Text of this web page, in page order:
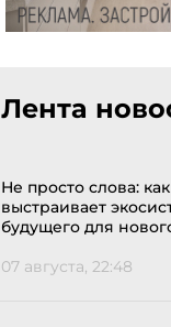
Лента
Не просто слова:
выстраивает
будущего для
07 августа, 22:48